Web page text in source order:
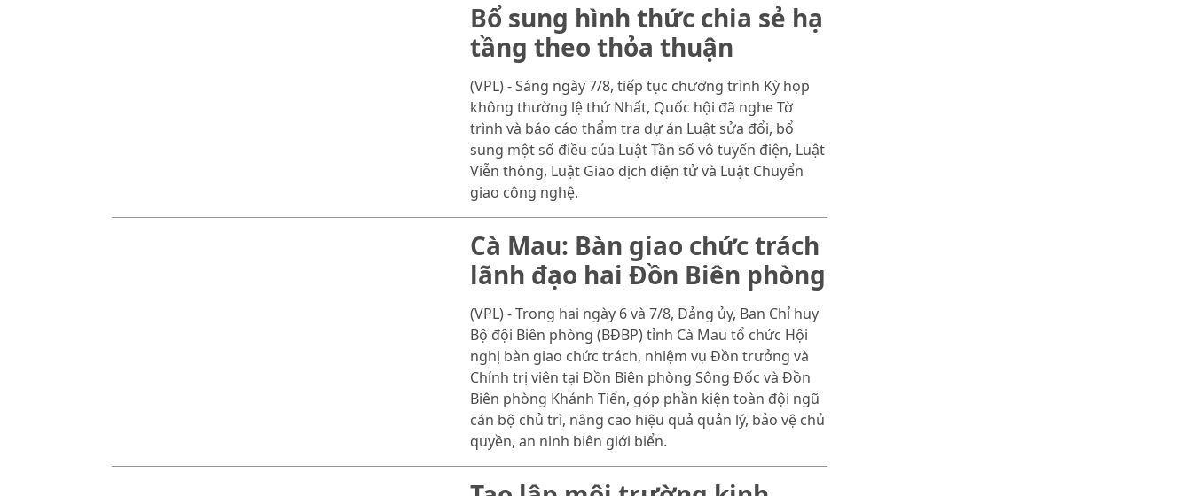
Bổ sung hình thức chia sẻ hạ
tầng theo thỏa thuận
(VPL) - Sáng ngày 7/8, tiếp tục chương trình Kỳ họp
không thường lệ thứ Nhất, Quốc hội đã nghe Tờ
trình và báo cáo thẩm tra dự án Luật sửa đổi, bổ
sung một số điều của Luật Tần số vô tuyến điện, Luật
Viễn thông, Luật Giao dịch điện tử và Luật Chuyển
giao công nghệ.
Cà Mau: Bàn giao chức trách
lãnh đạo hai Đồn Biên phòng
(VPL) - Trong hai ngày 6 và 7/8, Đảng ủy, Ban Chỉ huy
Bộ đội Biên phòng (BĐBP) tỉnh Cà Mau tổ chức Hội
nghị bàn giao chức trách, nhiệm vụ Đồn trưởng và
Chính trị viên tại Đồn Biên phòng Sông Đốc và Đồn
Biên phòng Khánh Tiến, góp phần kiện toàn đội ngũ
cán bộ chủ trì, nâng cao hiệu quả quản lý, bảo vệ chủ
quyền, an ninh biên giới biển.